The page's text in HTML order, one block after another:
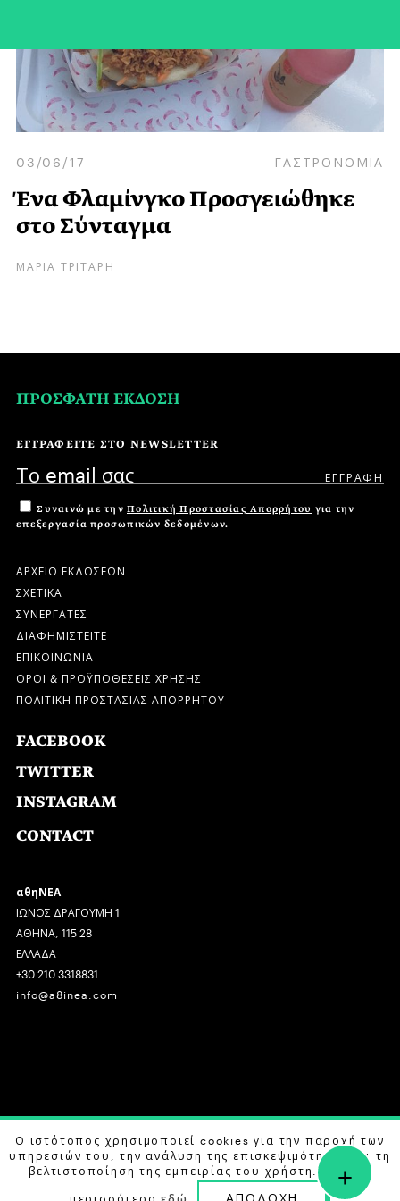
03/06/17 ΓΑΣΤΡΟΝΟΜΙΑ
Ένα Φλαμίνγκο Προσγειώθηκε
στο Σύνταγμα
ΜΑΡΙΑ ΤΡΙΤΑΡΗ
ΠΡΟΣΦΑΤΗ ΕΚΔΟΣΗ
ΕΓΓΡΑΦΕΙΤΕ ΣΤΟ NEWSLETTER
Συναινώ με την Πολιτική Προστασίας Απορρήτου για την
επεξεργασία προσωπικών δεδομένων.
ΑΡΧΕΙΟ ΕΚΔΟΣΕΩΝ
ΣΧΕΤΙΚΑ
ΣΥΝΕΡΓΑΤΕΣ
ΔΙΑΦΗΜΙΣΤΕΙΤΕ
ΕΠΙΚΟΙΝΩΝΙΑ
ΟΡΟΙ & ΠΡΟΫΠΟΘΕΣΕΙΣ ΧΡΗΣΗΣ
ΠΟΛΙΤΙΚΗ ΠΡΟΣΤΑΣΙΑΣ ΑΠΟΡΡΗΤΟΥ
FACEBOOK
TWITTER
INSTAGRAM
CONTACT
αθηΝΕΑ
ΙΩΝΟΣ ΔΡΑΓΟΥΜΗ 1
ΑΘΗΝΑ, 115 28
ΕΛΛΑΔΑ
+30 210 3318831
info@a8inea.com
COPYRIGHT © 2026 αθηΝΕΑ, ALL RIGHTS RESERVED.
DESIGN BY G DESIGN STUDIO. DEVELOPED BYB LABS
Ο ιστότοπος χρησιμοποιεί cookies για την παροχή των
υπηρεσιών του, την ανάλυση της επισκεψιμότητας και τη
βελτιστοποίηση της εμπειρίας του χρήστη. Μάθετε
περισσότεραεδώ ΑΠΟΔΟΧΗ
+